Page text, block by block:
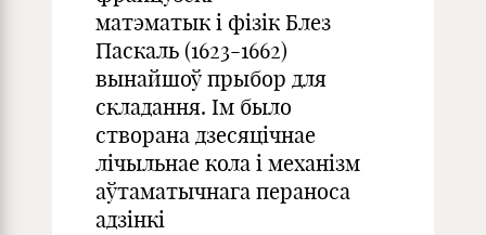
матэматык і фізік Блез
Паскаль (1623-1662)
вынайшоў прыбор для
складання. Ім было
створана дзесяцічнае
лічыльнае кола і механізм
аўтаматычнага пераноса
адзінкі